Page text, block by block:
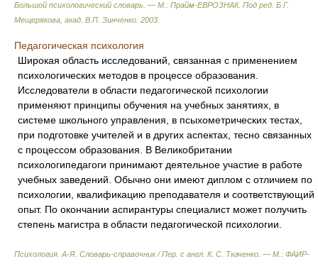
Большой психологический словарь. — М.: Прайм-ЕВРОЗНАК. Под ред. Б.Г.
Мещерякова, акад. В.П. Зинченко 2003
Педагогическая психология
Широкая область исследований, связанная с применением
психологических методов в процессе образования.
Исследователи в области педагогической психологии
применяют принципы обучения на учебных занятиях, в
системе школьного управления, в псыхометрических тестах,
при подготовке учителей и в других аспектах, тесно связанных
с процессом образования. В Великобритании
психологипедагоги принимают деятельное участие в работе
учебных заведений. Обычно они имеют диплом с отличием по
психологии, квалификацию преподавателя и соответствующий
опыт. По окончании аспирантуры специалист может получить
степень магистра в области педагогической психологии.
Психология. А-Я. Словарь-справочник / Пер. с англ. К. С. Ткаченко. — М.: ФАИР-